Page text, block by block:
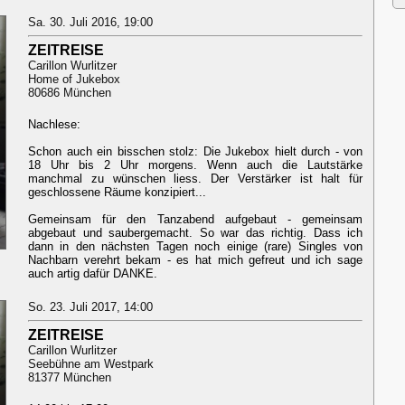
Sa. 30. Juli 2016, 19:00
ZEITREISE
Carillon Wurlitzer
Home of Jukebox
80686 München
Nachlese:
Schon auch ein bisschen stolz: Die Jukebox hielt durch - von
18 Uhr bis 2 Uhr morgens. Wenn auch die Lautstärke
manchmal zu wünschen liess. Der Verstärker ist halt für
geschlossene Räume konzipiert...
Gemeinsam für den Tanzabend aufgebaut - gemeinsam
abgebaut und saubergemacht. So war das richtig. Dass ich
dann in den nächsten Tagen noch einige (rare) Singles von
Nachbarn verehrt bekam - es hat mich gefreut und ich sage
auch artig dafür DANKE.
So. 23. Juli 2017, 14:00
ZEITREISE
Carillon Wurlitzer
Seebühne am Westpark
81377 München